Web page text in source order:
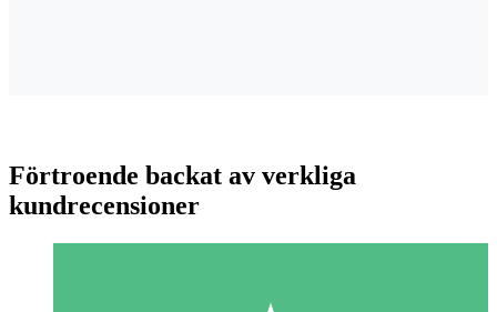
Förtroende backat av verkliga
kundrecensioner